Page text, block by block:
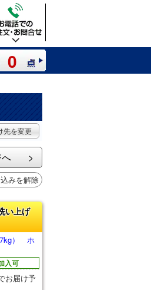
0
先を変更
みを解除
い上げ
） ホ
入可
お届け予